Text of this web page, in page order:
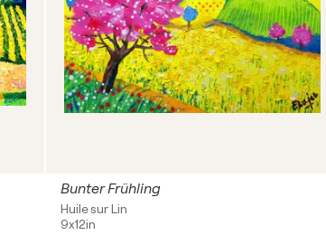
Bunter Frühling
Huile sur Lin
9x12in